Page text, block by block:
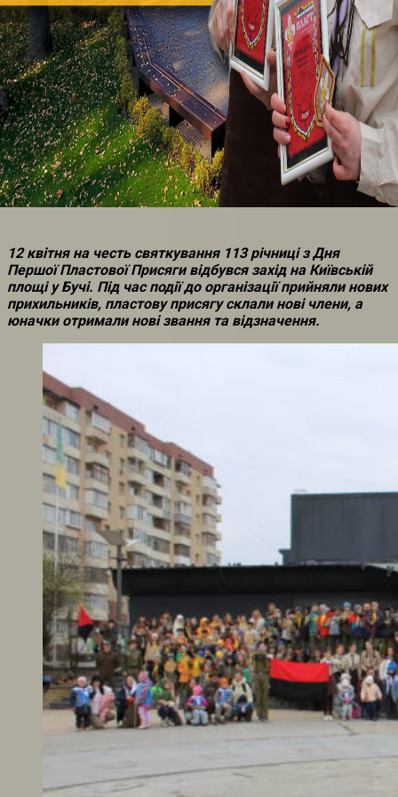
12 квітня на честь святкування 113 річниці з Дня
Першої Пластової Присяги відбувся захід на Київській
площі у Бучі. Під час події до організації прийняли нових
прихильників, пластову присягу склали нові члени, а
юначки отримали нові звання та відзначення.